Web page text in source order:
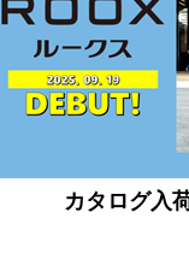
カタログ入